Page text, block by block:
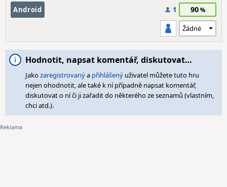
Android 1 90
Hodnotit, napsat komentář, diskutovat…
Jakozaregistrovanýa přihlášený uživatel můžete tuto hru
nejen ohodnotit, ale také k ní případně napsat komentář,
diskutovat o ní či ji zařadit do některého ze seznamů (vlastním,
chci atd.).